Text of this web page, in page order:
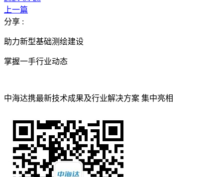
上一篇
分享 :
助力新型基础测绘建设
掌握一手行业动态
中海达携最新技术成果及行业解决方案 集中亮相